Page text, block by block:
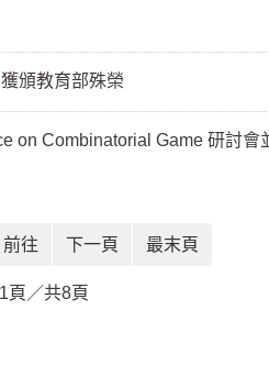
頒教育部殊榮
on Combinatorial Game 研討會
前往 下一頁 最末頁
頁／共8頁